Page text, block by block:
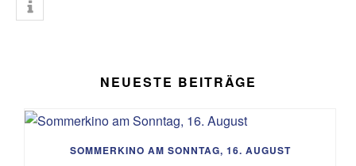
NEUESTE BEITRÄGE
SOMMERKINO AM SONNTAG, 16. AUGUST